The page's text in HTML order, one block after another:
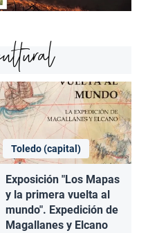
Toledo (capital)
Exposición "Los Mapas
y la primera vuelta al
mundo". Expedición de
Magallanes y Elcano